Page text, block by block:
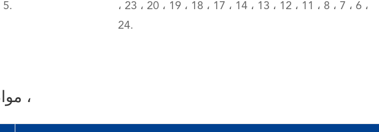
5 ، 6 ، 7 ، 12 ، 13 ، 18 ، 19 ، 20 ، 24.
، 6 ، 7 ، 8 ، 11 ، 12 ، 13 ، 14 ، 17 ، 18 ، 19 ، 20 ، 23 ،
24.
مواصفات الموصل الكهربائي ،